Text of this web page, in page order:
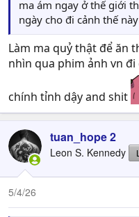
ma ám ngay ở thế giới
ngày cho đi cảnh thế
Làm ma quỷ thật để ăn
nhìn qua phim ảnh vn
chính tỉnh dậy and shit
tuan_hope 2
Leon S. Kennedy
5/4/26